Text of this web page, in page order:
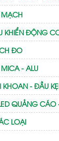
MẠCH
KHIỂN ĐỘNG
ĐO
- ALU
- ĐẦU
QUẢNG
LOẠI